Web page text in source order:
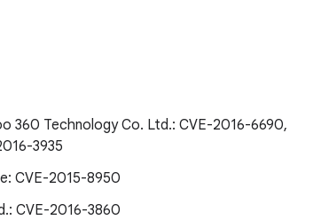
360 Technology Co. Ltd.: CVE-2016-6690,
3935
CVE-2015-8950
CVE-2016-3860